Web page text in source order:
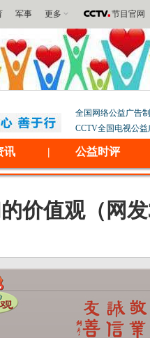
军事 更多 节目官网
全国网络公益广告
CCTV全国电视公
讯 | 公益时评
价值观（网